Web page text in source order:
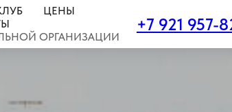
ЦЕНЫ
ОРГАНИЗАЦИИ
+7 921 957-